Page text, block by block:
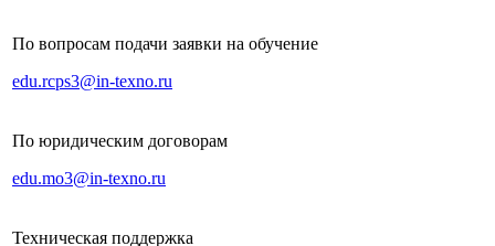
По вопросам подачи заявки на обучение
edu.rcps3@in-texno.ru
По юридическим договорам
edu.mo3@in-texno.ru
Техническая поддержка